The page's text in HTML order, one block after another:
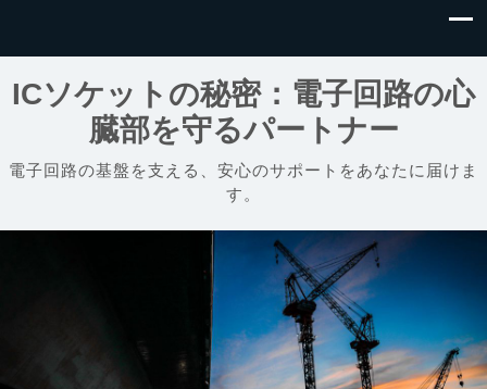
ICソケットの秘密：電子回路の心
臓部を守るパートナー
電子回路の基盤を支える、安心のサポートをあなたに届けま
す。